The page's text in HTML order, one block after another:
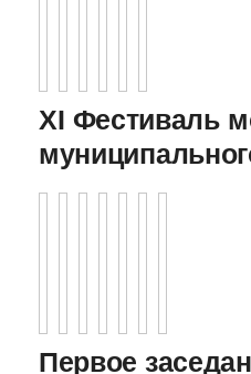
XI Фестиваль
Первое